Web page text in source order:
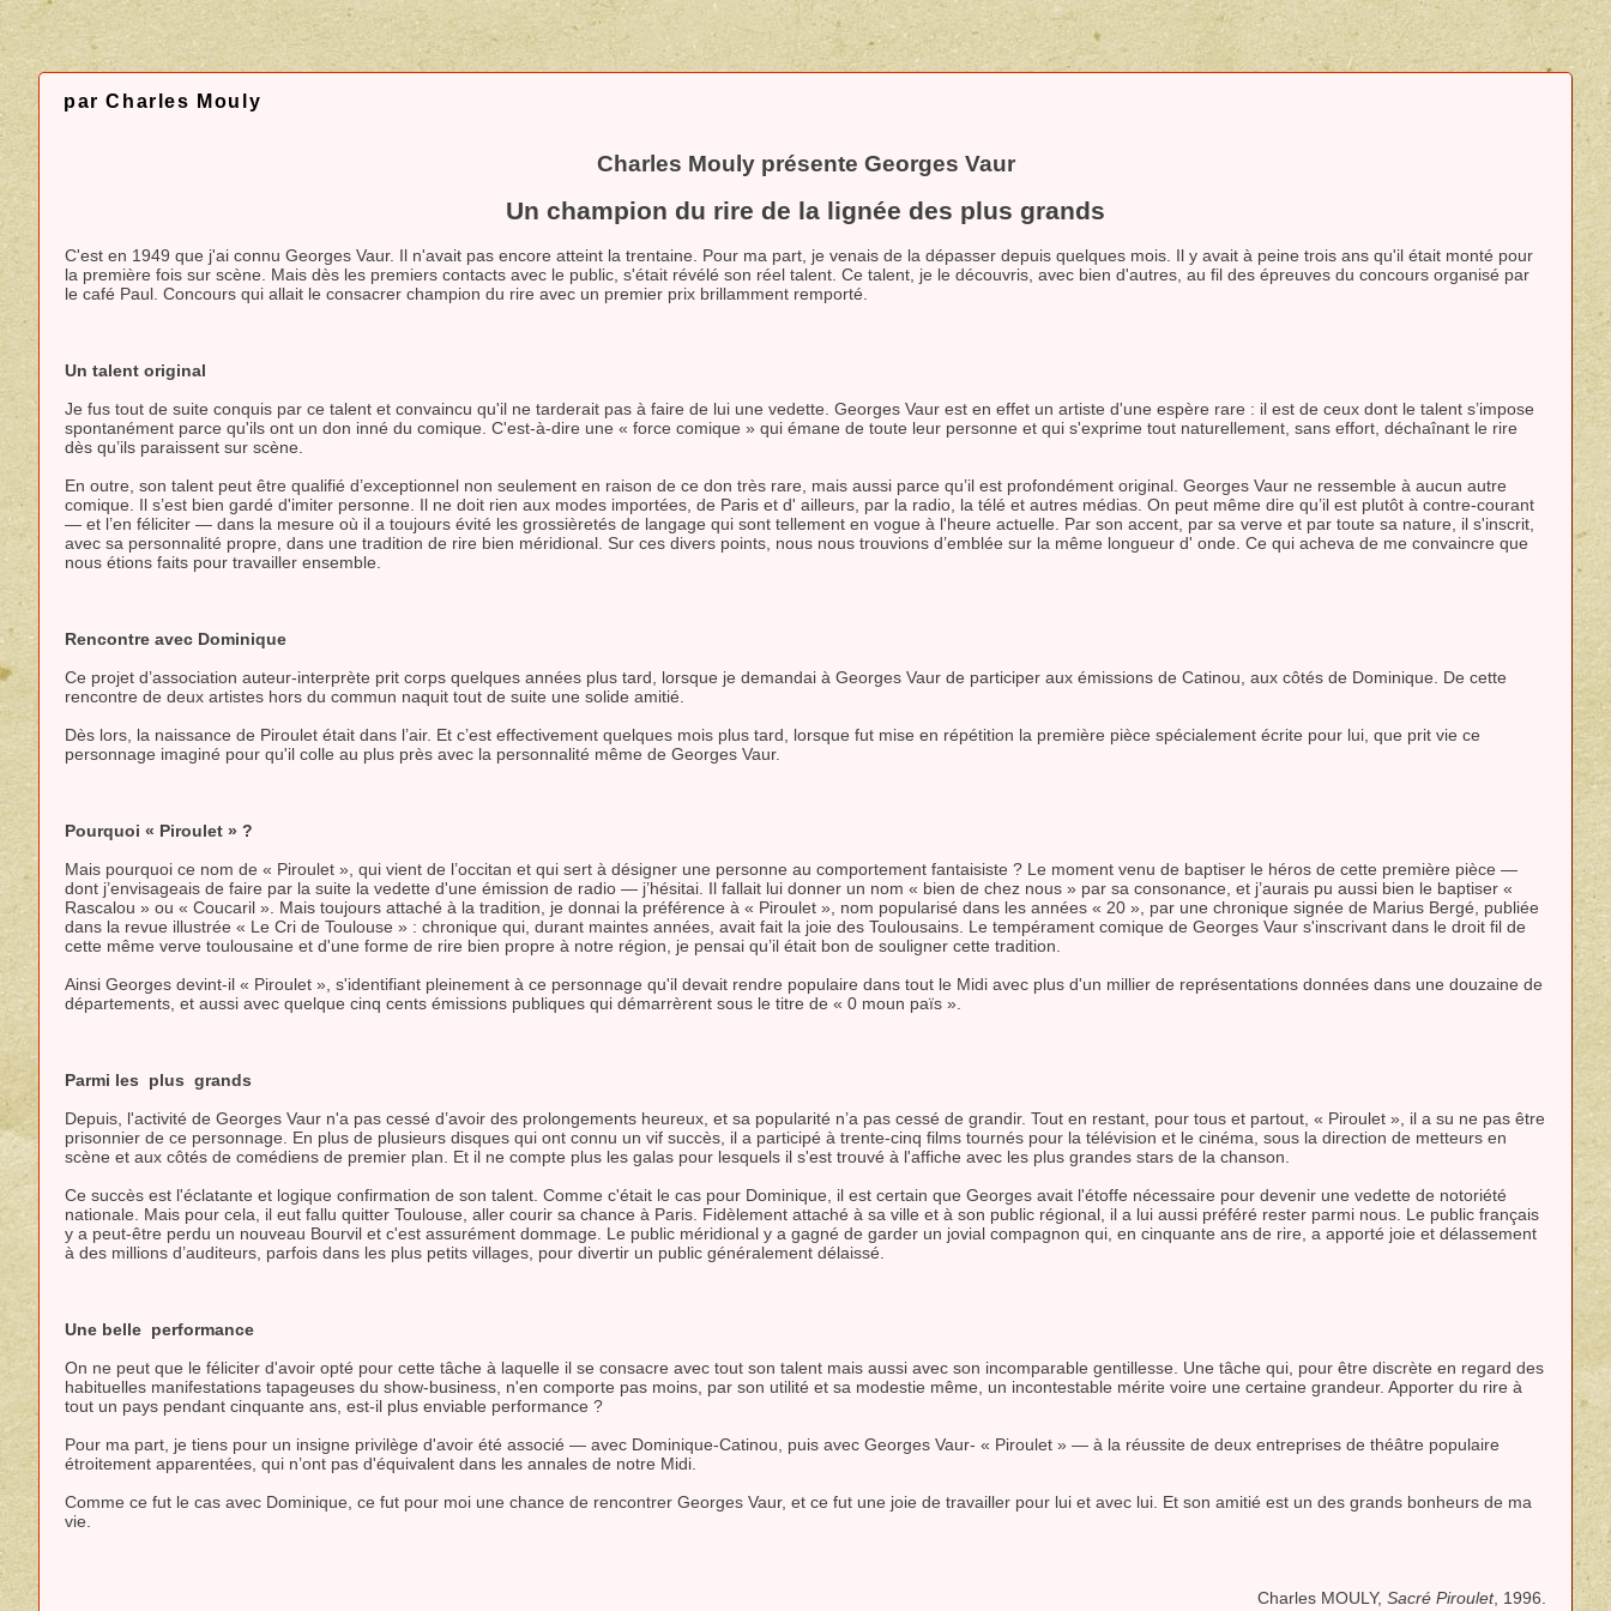
par Charles Mouly
Charles Mouly présente Georges Vaur
Un champion du rire de la lignée des plus grands
C'est en 1949 que j'ai connu Georges Vaur. Il n'avait pas encore atteint la trentaine. Pour ma part, je venais de la dépasser depuis quelques mois. Il y avait à peine trois ans qu'il était monté pour
la première fois sur scène. Mais dès les premiers contacts avec le public, s'était révélé son réel talent. Ce talent, je le découvris, avec bien d'autres, au fil des épreuves du concours organisé par
le café Paul. Concours qui allait le consacrer champion du rire avec un premier prix brillamment remporté.
Un talent original
Je fus tout de suite conquis par ce talent et convaincu qu'il ne tarderait pas à faire de lui une vedette. Georges Vaur est en effet un artiste d'une espère rare : il est de ceux dont le talent s’impose
spontanément parce qu'ils ont un don inné du comique. C'est-à-dire une « force comique » qui émane de toute leur personne et qui s'exprime tout naturellement, sans effort, déchaînant le rire
dès qu’ils paraissent sur scène.
En outre, son talent peut être qualifié d’exceptionnel non seulement en raison de ce don très rare, mais aussi parce qu’il est profondément original. Georges Vaur ne ressemble à aucun autre
comique. Il s’est bien gardé d'imiter personne. Il ne doit rien aux modes importées, de Paris et d' ailleurs, par la radio, la télé et autres médias. On peut même dire qu’il est plutôt à contre-courant
— et l’en féliciter — dans la mesure où il a toujours évité les grossièretés de langage qui sont tellement en vogue à l'heure actuelle. Par son accent, par sa verve et par toute sa nature, il s'inscrit,
avec sa personnalité propre, dans une tradition de rire bien méridional. Sur ces divers points, nous nous trouvions d’emblée sur la même longueur d' onde. Ce qui acheva de me convaincre que
nous étions faits pour travailler ensemble.
Rencontre avec Dominique
Ce projet d’association auteur-interprète prit corps quelques années plus tard, lorsque je demandai à Georges Vaur de participer aux émissions de Catinou, aux côtés de Dominique. De cette
rencontre de deux artistes hors du commun naquit tout de suite une solide amitié.
Dès lors, la naissance de Piroulet était dans l’air. Et c’est effectivement quelques mois plus tard, lorsque fut mise en répétition la première pièce spécialement écrite pour lui, que prit vie ce
personnage imaginé pour qu'il colle au plus près avec la personnalité même de Georges Vaur.
Pourquoi « Piroulet » ?
Mais pourquoi ce nom de « Piroulet », qui vient de l’occitan et qui sert à désigner une personne au comportement fantaisiste ? Le moment venu de baptiser le héros de cette première pièce —
dont j’envisageais de faire par la suite la vedette d'une émission de radio — j’hésitai. Il fallait lui donner un nom « bien de chez nous » par sa consonance, et j’aurais pu aussi bien le baptiser «
Rascalou » ou « Coucaril ». Mais toujours attaché à la tradition, je donnai la préférence à « Piroulet », nom popularisé dans les années « 20 », par une chronique signée de Marius Bergé, publiée
dans la revue illustrée « Le Cri de Toulouse » : chronique qui, durant maintes années, avait fait la joie des Toulousains. Le tempérament comique de Georges Vaur s'inscrivant dans le droit fil de
cette même verve toulousaine et d'une forme de rire bien propre à notre région, je pensai qu’il était bon de souligner cette tradition.
Ainsi Georges devint-il « Piroulet », s'identifiant pleinement à ce personnage qu'il devait rendre populaire dans tout le Midi avec plus d'un millier de représentations données dans une douzaine de
départements, et aussi avec quelque cinq cents émissions publiques qui démarrèrent sous le titre de « 0 moun païs ».
Parmi les plus grands
Depuis, l'activité de Georges Vaur n'a pas cessé d’avoir des prolongements heureux, et sa popularité n’a pas cessé de grandir. Tout en restant, pour tous et partout, « Piroulet », il a su ne pas être
prisonnier de ce personnage. En plus de plusieurs disques qui ont connu un vif succès, il a participé à trente-cinq films tournés pour la télévision et le cinéma, sous la direction de metteurs en
scène et aux côtés de comédiens de premier plan. Et il ne compte plus les galas pour lesquels il s'est trouvé à l'affiche avec les plus grandes stars de la chanson.
Ce succès est l'éclatante et logique confirmation de son talent. Comme c'était le cas pour Dominique, il est certain que Georges avait l'étoffe nécessaire pour devenir une vedette de notoriété
nationale. Mais pour cela, il eut fallu quitter Toulouse, aller courir sa chance à Paris. Fidèlement attaché à sa ville et à son public régional, il a lui aussi préféré rester parmi nous. Le public français
y a peut-être perdu un nouveau Bourvil et c'est assurément dommage. Le public méridional y a gagné de garder un jovial compagnon qui, en cinquante ans de rire, a apporté joie et délassement
à des millions d’auditeurs, parfois dans les plus petits villages, pour divertir un public généralement délaissé.
Une belle performance
On ne peut que le féliciter d'avoir opté pour cette tâche à laquelle il se consacre avec tout son talent mais aussi avec son incomparable gentillesse. Une tâche qui, pour être discrète en regard des
habituelles manifestations tapageuses du show-business, n'en comporte pas moins, par son utilité et sa modestie même, un incontestable mérite voire une certaine grandeur. Apporter du rire à
tout un pays pendant cinquante ans, est-il plus enviable performance ?
Pour ma part, je tiens pour un insigne privilège d'avoir été associé — avec Dominique-Catinou, puis avec Georges Vaur- « Piroulet » — à la réussite de deux entreprises de théâtre populaire
étroitement apparentées, qui n’ont pas d'équivalent dans les annales de notre Midi.
Comme ce fut le cas avec Dominique, ce fut pour moi une chance de rencontrer Georges Vaur, et ce fut une joie de travailler pour lui et avec lui. Et son amitié est un des grands bonheurs de ma
vie.
Charles MOULY, Sacré Piroulet, 1996.